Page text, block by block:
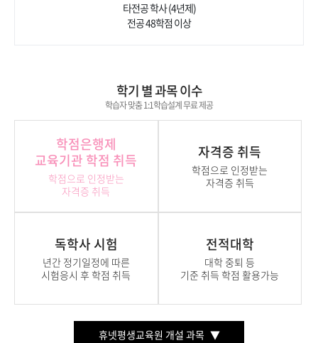
타전공 학사 (4년제)
전공 48학점 이상
학기 별 과목 이수
학습자 맞춤 1:1학습설계 무료 제공
학점은행제
교육기관 학점 취득
학점으로 인정받는
자격증 취득
자격증 취득
학점으로 인정받는
자격증 취득
독학사 시험
년간 정기일정에 따른
시험응시 후 학점 취득
전적대학
대학 중퇴 등
기준 취득 학점 활용가능
휴넷평생교육원 개설 과목